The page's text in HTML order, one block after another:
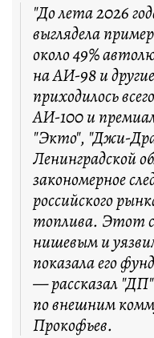
"До лета 2026
выглядела
около 49%
на АИ-98 и
приходилось
АИ-100 и
"Экто", "Джи-
Ленинградской
закономерное
российского
топлива. Этот
нишевым и
показала его
— рассказал
по внешним
Прокофьев.